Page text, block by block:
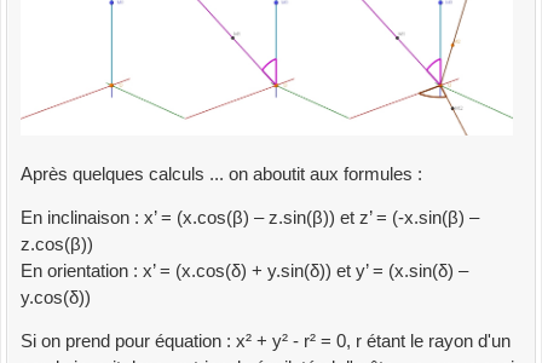
Après quelques calculs ... on aboutit aux formules :
En inclinaison : x’ = (x.cos(β) – z.sin(β)) et z’ = (-x.sin(β) –
z.cos(β))
En orientation : x’ = (x.cos(δ) + y.sin(δ)) et y’ = (x.sin(δ) –
y.cos(δ))
Si on prend pour équation : x² + y² - r² = 0, r étant le rayon d'un